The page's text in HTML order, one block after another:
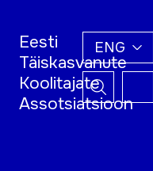
Eesti
Täiskasvanute
Koolitajate
Assotsiatsioon
ENG